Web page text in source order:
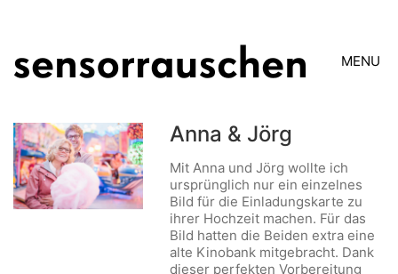
MENU
Anna & Jörg
Mit Anna und Jörg wollte ich
ursprünglich nur ein einzelnes
Bild für die Einladungskarte zu
ihrer Hochzeit machen. Für das
Bild hatten die Beiden extra eine
alte Kinobank mitgebracht. Dank
dieser perfekten Vorbereitung